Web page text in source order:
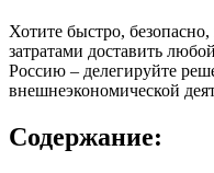
Хотите быстро,
затратами доставить
Россию – делегируйте
внешнеэкономической
Содержание: